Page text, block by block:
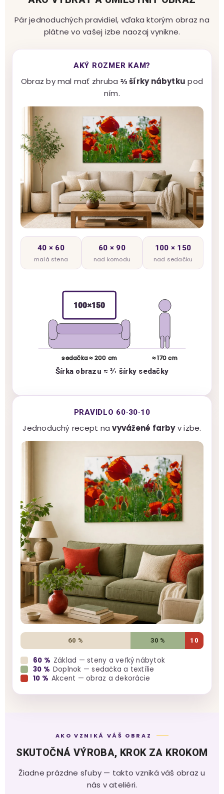
Pár jednoduchých pravidiel, vďaka ktorým obraz na
plátne vo vašej izbe naozaj vynikne.
AKÝ ROZMER KAM?
Obraz by mal mať zhruba ⅔ šírky nábytku pod
ním.
40 × 60
malá stena
60 × 90
nad komodu
100 × 150
nad sedačku
100×150
sedačka ≈ 200 cm ≈ 170 cm
Šírka obrazu ≈ ⅔ šírky sedačky
PRAVIDLO 60·30·10
Jednoduchý recept navyvážené farbyv izbe.
60 % 30 % 10
60 % Základ — steny a veľký nábytok
30 % Doplnok — sedačka a textílie
10 % Akcent — obraz a dekorácie
AKO VZNIKÁ VÁŠ OBRAZ
SKUTOČNÁ VÝROBA, KROK ZA KROKOM
Žiadne prázdne sľuby — takto vzniká váš obraz u
nás v ateliéri.